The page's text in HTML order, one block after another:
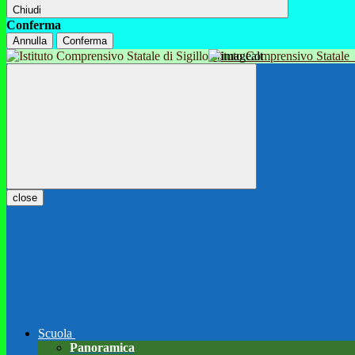
Chiudi
Conferma
Annulla Conferma
Istituto Comprensivo Statale
close
Scuola
Panoramica